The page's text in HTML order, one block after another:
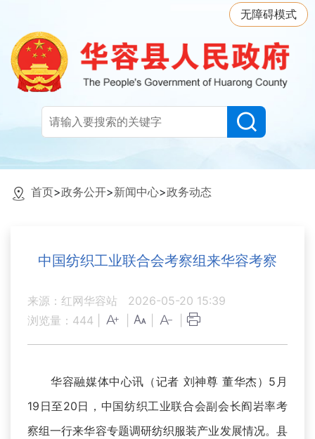
无障碍模式
首页>政务公开>新闻中心>政务动态
中国纺织工业联合会考察组来华容考察
来源：红网华容站
2026-05-20 15:39
浏览量： 444
华容融媒体中心讯（记者 刘神尊 董华杰）5月
19日至20日，中国纺织工业联合会副会长阎岩率考
察组一行来华容专题调研纺织服装产业发展情况。县